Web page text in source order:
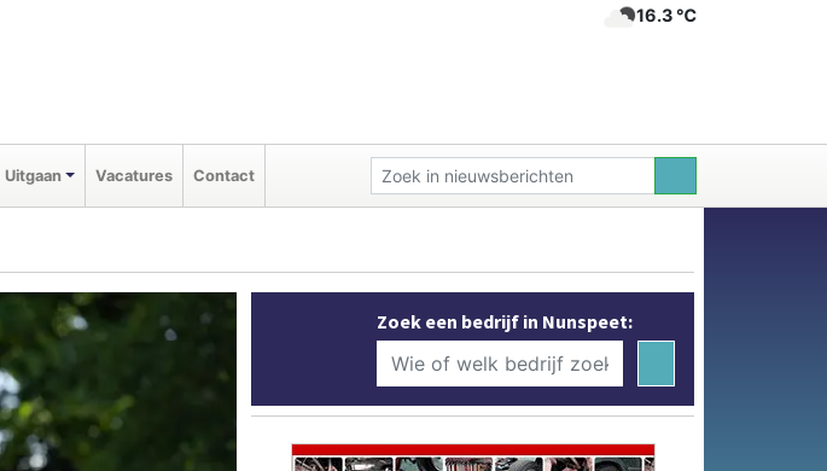
16.3 ℃
Uitgaan Vacatures Contact
Zoek een bedrijf in Nunspeet: